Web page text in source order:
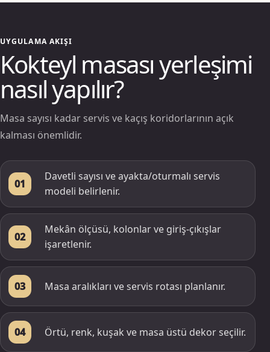
UYGULAMA AKIŞI
Kokteyl masası yerleşimi
nasıl yapılır?
Masa sayısı kadar servis ve kaçış koridorlarının açık
kalması önemlidir.
01
Davetli sayısı ve ayakta/oturmalı servis
modeli belirlenir.
02
Mekân ölçüsü, kolonlar ve giriş-çıkışlar
işaretlenir.
03 Masa aralıkları ve servis rotası planlanır.
04 Örtü, renk, kuşak ve masa üstü dekor seçilir.